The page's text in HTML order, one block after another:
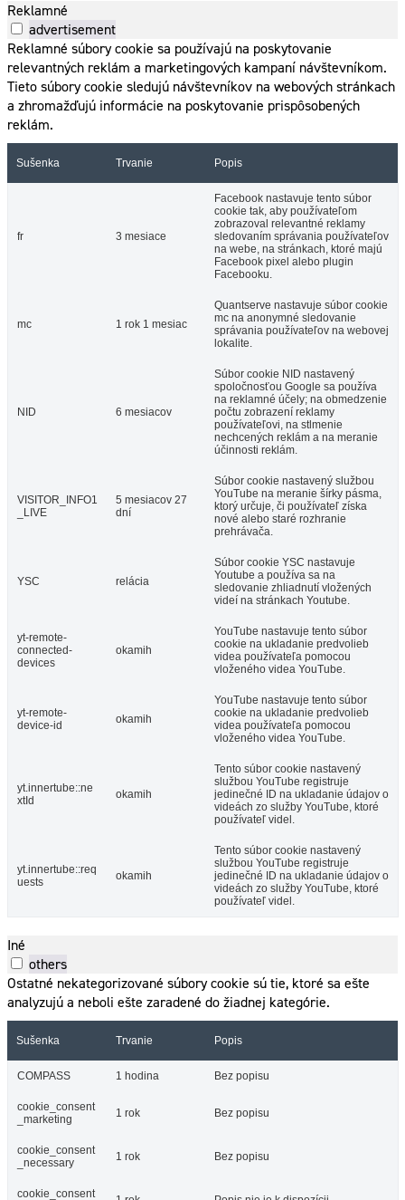
Reklamné
advertisement
Reklamné súbory cookie sa používajú na poskytovanie
relevantných reklám a marketingových kampaní návštevníkom.
Tieto súbory cookie sledujú návštevníkov na webových stránkach
a zhromažďujú informácie na poskytovanie prispôsobených
reklám.
Sušenka Trvanie Popis
fr 3 mesiace
Facebook nastavuje tento súbor
cookie tak, aby používateľom
zobrazoval relevantné reklamy
sledovaním správania používateľov
na webe, na stránkach, ktoré majú
Facebook pixel alebo plugin
Facebooku.
mc 1 rok 1 mesiac
Quantserve nastavuje súbor cookie
mc na anonymné sledovanie
správania používateľov na webovej
lokalite.
NID 6 mesiacov
Súbor cookie NID nastavený
spoločnosťou Google sa používa
na reklamné účely; na obmedzenie
počtu zobrazení reklamy
používateľovi, na stlmenie
nechcených reklám a na meranie
účinnosti reklám.
VISITOR_INFO1
_LIVE
5 mesiacov 27
dní
Súbor cookie nastavený službou
YouTube na meranie šírky pásma,
ktorý určuje, či používateľ získa
nové alebo staré rozhranie
prehrávača.
YSC relácia
Súbor cookie YSC nastavuje
Youtube a používa sa na
sledovanie zhliadnutí vložených
videí na stránkach Youtube.
yt-remote-
connected-
devices
okamih
YouTube nastavuje tento súbor
cookie na ukladanie predvolieb
videa používateľa pomocou
vloženého videa YouTube.
yt-remote-
device-id
okamih
YouTube nastavuje tento súbor
cookie na ukladanie predvolieb
videa používateľa pomocou
vloženého videa YouTube.
yt.innertube::ne
xtId
okamih
Tento súbor cookie nastavený
službou YouTube registruje
jedinečné ID na ukladanie údajov o
videách zo služby YouTube, ktoré
používateľ videl.
yt.innertube::req
uests
okamih
Tento súbor cookie nastavený
službou YouTube registruje
jedinečné ID na ukladanie údajov o
videách zo služby YouTube, ktoré
používateľ videl.
Iné
others
Ostatné nekategorizované súbory cookie sú tie, ktoré sa ešte
analyzujú a neboli ešte zaradené do žiadnej kategórie.
Sušenka Trvanie Popis
COMPASS 1 hodina Bez popisu
cookie_consent
_marketing
1 rok Bez popisu
cookie_consent
_necessary
1 rok Bez popisu
cookie_consent